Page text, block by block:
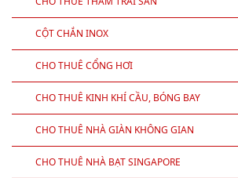
CHO THUÊ BÀN GHẾ SỰ KIỆN
CHO THUÊ SÂN KHẤU
CHO THUÊ BỤC PHÁT BIỂU
CHO THUÊ THẢM TRẢI SÀN
CỘT CHẮN INOX
CHO THUÊ CỔNG HƠI